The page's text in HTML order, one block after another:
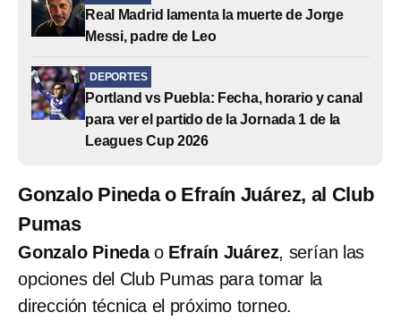
Real Madrid lamenta la muerte de Jorge
Messi, padre de Leo
DEPORTES
Portland vs Puebla: Fecha, horario y canal
para ver el partido de la Jornada 1 de la
Leagues Cup 2026
Gonzalo Pineda o Efraín Juárez, al Club
Pumas
Gonzalo Pinedao Efraín Juárez, serían las
opciones del Club Pumas para tomar la
dirección técnica el próximo torneo.